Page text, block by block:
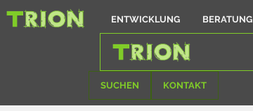
ENTWICKLUNG BERATUNG
SUCHEN KONTAKT